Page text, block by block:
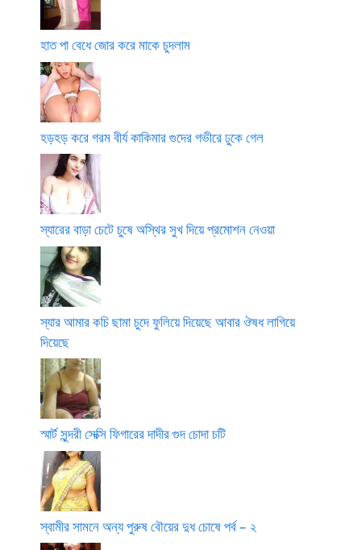
হাত পা বেধে জোর করে মাকে চুদলাম
হড়হড় করে গরম বীর্য কাকিমার গুদের গভীরে ঢুকে গেল
স্যারের বাড়া চেটে চুষে অস্থির সুখ দিয়ে প্রমোশন নেওয়া
স্যার আমার কচি ছামা চুদে ফুলিয়ে দিয়েছে আবার ঔষধ লাগিয়ে
দিয়েছে
স্মার্ট সুন্দরী সেক্সি ফিগারের দাদীর গুদ চোদা চটি
স্বামীর সামনে অন্য পুরুষ বৌয়ের দুধ চোষে পর্ব – ২